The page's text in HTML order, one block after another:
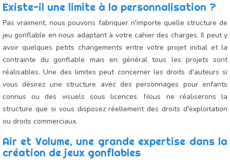
Existe-il une limite à la personnalisation ?
Pas vraiment, nous pouvons fabriquer n'importe quelle structure de
jeu gonflable en nous adaptant à votre cahier des charges. Il peut y
avoir quelques petits changements entre votre projet initial et la
contrainte du gonflable mais en général tous les projets sont
réalisables. Une des limites peut concerner les droits d'auteurs si
vous désirez une structure avec des personnages pour enfants
connus ou des visuels sous licences. Nous ne réaliserons la
structure que si vous disposez réellement des droits d'exploitation
ou droits commerciaux.
Air et Volume, une grande expertise dans la
création de jeux gonflables